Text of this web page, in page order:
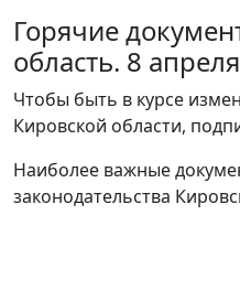
Горячие
область. 8
Чтобы быть в курсе
Кировской области,
Наиболее важные
законодательства